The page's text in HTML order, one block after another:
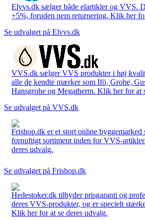
Elvvs.dk sælger både elartikler og VVS.
+5%, foruden nem returnering. Klik her
Se udvalget på Elvvs.dk
VVS.dk sælger VVS produkter i høj
alle de kendte mærker som Ifö, Grohe,
Hansgrohe og Megatherm. Klik her for at
Se udvalget på VVS.dk
Frishop.dk er et stort online byggemarked
fornuftigt sortiment inden for VVS-
deres udvalg.
Se udvalget på Frishop.dk
Hedestoker.dk tilbyder prisgaranti og
deres VVS-produkter, og er specielt
Klik her for at se deres udvalg.